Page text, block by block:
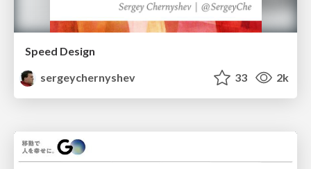
Speed Design
sergeychernyshev
33 2k